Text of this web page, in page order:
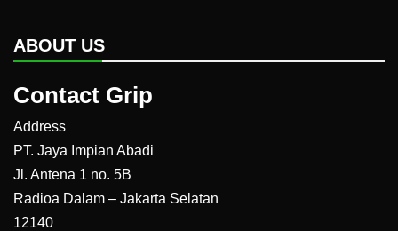
ABOUT US
Contact Grip
Address
PT. Jaya Impian Abadi
Jl. Antena 1 no. 5B
Radioa Dalam – Jakarta Selatan
12140